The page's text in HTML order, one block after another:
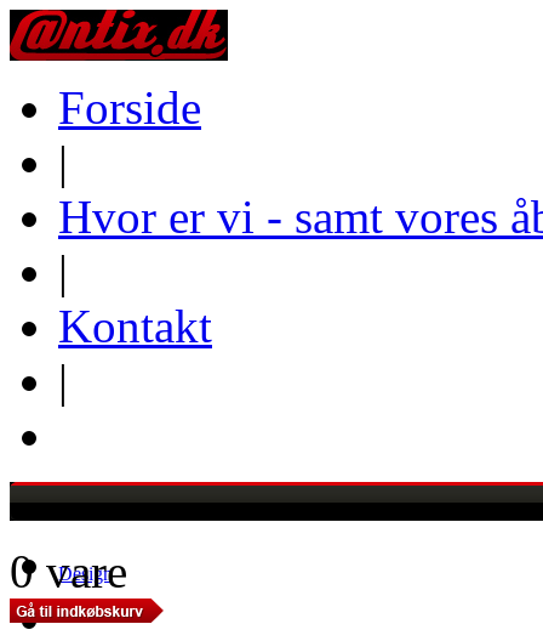
Forside
|
Hvor er vi - samt vores
|
Kontakt
|
Design
0 vare